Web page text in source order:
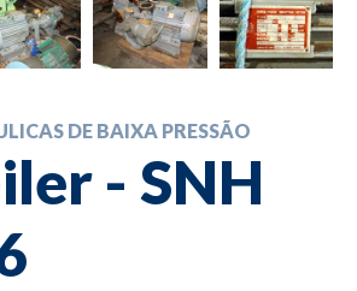
DE BAIXA PRESSÃO
- SNH